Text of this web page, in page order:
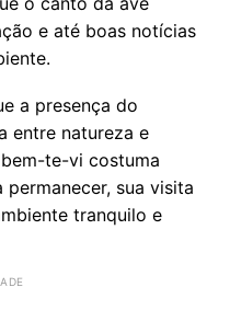
e até boas notícias
a presença do
entre natureza e
te-vi costuma
sua visita
tranquilo e